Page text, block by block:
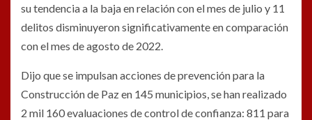
su tendencia a la baja en relación con el mes de julio y 11
delitos disminuyeron significativamente en comparación
con el mes de agosto de 2022.
Dijo que se impulsan acciones de prevención para la
Construcción de Paz en 145 municipios, se han realizado
2 mil 160 evaluaciones de control de confianza: 811 para